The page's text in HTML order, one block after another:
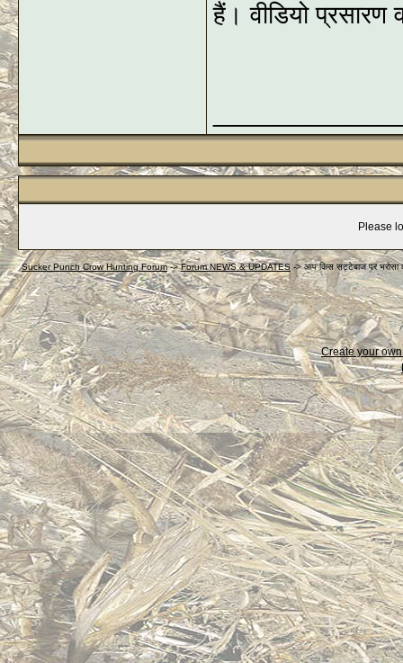
हैं। वीडियो प्रसारण
Please
Sucker Punch Crow Hunting Forum->Forum NEWS & UPDATES->आप किस सट्टेबाज पर
Create your